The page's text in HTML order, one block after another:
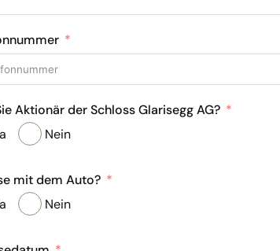
Aktionär der Schloss Glarisegg AG?
Nein
mit dem Auto?
Nein